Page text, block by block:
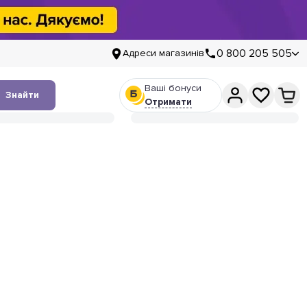
Адреси магазинів 0 800 205 505
Знайти
Ваші бонуси
Отримати